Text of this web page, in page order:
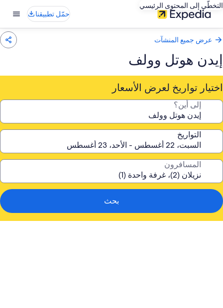
التخطّي إلى المحتوى الرئيسي
حمّل تطبيقنا
عرض جميع المنشآت
إيدن هوتل وولف
اختيار تواريخ لعرض الأسعار
إلى أين؟
التواريخ
المسافرون
بحث